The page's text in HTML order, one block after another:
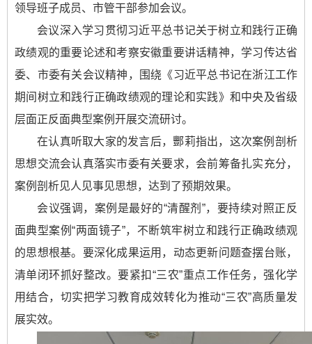
领导班子成员、市管干部参加会议。
会议深入学习贯彻习近平总书记关于树立和践行正确
政绩观的重要论述和考察安徽重要讲话精神，学习传达省
委、市委有关会议精神，围绕《习近平总书记在浙江工作
期间树立和践行正确政绩观的理论和实践》和中央及省级
层面正反面典型案例开展交流研讨。
在认真听取大家的发言后，酆莉指出，这次案例剖析
思想交流会认真落实市委有关要求，会前筹备扎实充分，
案例剖析见人见事见思想，达到了预期效果。
会议强调，案例是最好的“清醒剂”，要持续对照正反
面典型案例“两面镜子”，不断筑牢树立和践行正确政绩观
的思想根基。要深化成果运用，动态更新问题查摆台账，
清单闭环抓好整改。要紧扣“三农”重点工作任务，强化学
用结合，切实把学习教育成效转化为推动“三农”高质量发
展实效。